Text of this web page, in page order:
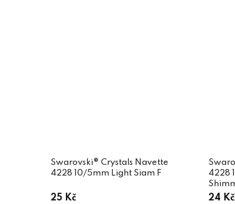
Swarovski® Crystals Navette
4228 10/5mm Light Siam F
25 Kč
4228
24 Kč